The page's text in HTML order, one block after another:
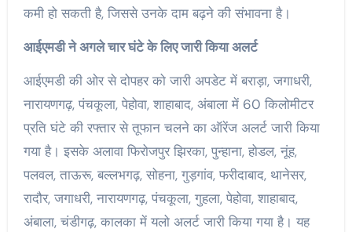
कमी हो सकती है, जिससे उनके दाम बढ़ने की संभावना है।
आईएमडी ने अगले चार घंटे के लिए जारी किया अलर्ट
आईएमडी की ओर से दोपहर को जारी अपडेट में बराड़ा, जगाधरी,
नारायणगढ़, पंचकूला, पेहोवा, शाहाबाद, अंबाला में 60 किलोमीटर
प्रति घंटे की रफ्तार से तूफान चलने का ऑरेंज अलर्ट जारी किया
गया है। इसके अलावा फिरोजपुर झिरका, पुन्हाना, होडल, नूंह,
पलवल, ताऊरू, बल्लभगढ़, सोहना, गुड़गांव, फरीदाबाद, थानेसर,
रादौर, जगाधरी, नारायणगढ़, पंचकूला, गुहला, पेहोवा, शाहाबाद,
अंबाला, चंडीगढ़, कालका में यलो अलर्ट जारी किया गया है। यह